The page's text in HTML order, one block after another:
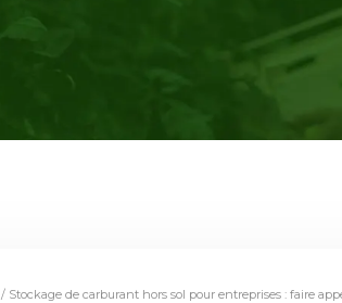
/ Stockage de carburant hors sol pour entreprises : faire